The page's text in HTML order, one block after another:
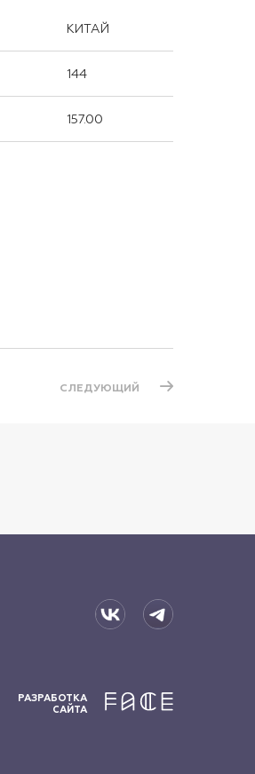
КИТАЙ
144
157.00
СЛЕДУЮЩИЙ
РАЗРАБОТКА
САЙТА